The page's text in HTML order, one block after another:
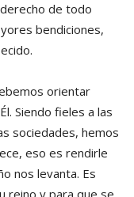
de todo
bendiciones,
orientar
Siendo fieles a las
sociedades, hemos
eso es rendirle
nos levanta. Es
reino y para que se